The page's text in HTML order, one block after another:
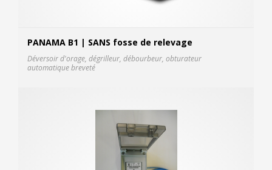
PANAMA B1 | SANS fosse de relevage
Déversoir d'orage, dégrilleur, débourbeur, obturateur
automatique breveté